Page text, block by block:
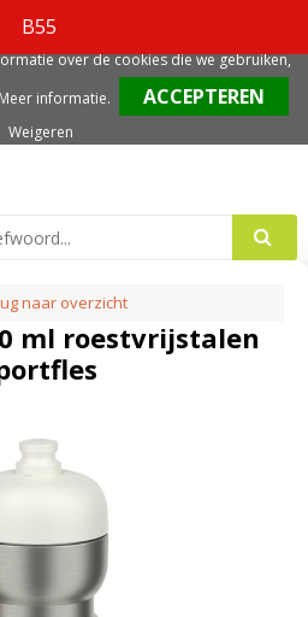
B55
0
naar overzicht
ml roestvrijstalen
gebruikerservaring, adviseren we deze
over de cookies die we gebruiken,
Meer informatie.
Weigeren